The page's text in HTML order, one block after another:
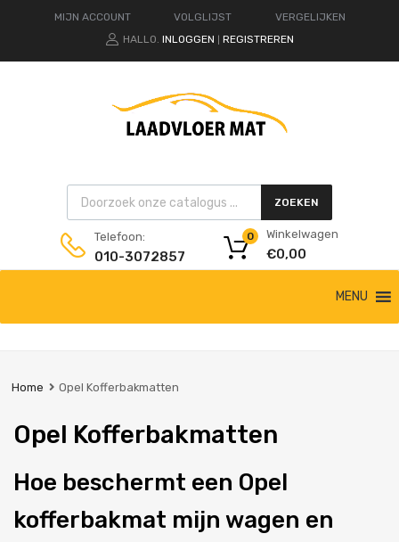
MIJN ACCOUNT VOLGLIJST
VERGELIJKEN
HALLO. INLOGGEN REGISTREREN
Products search ZOEKEN
Telefoon:
010-3072857
Winkelwagen
€0,00
0
de
MENU
Home Opel Kofferbakmatten
Opel Kofferbakmatten
Hoe beschermt een Opel
kofferbakmat mijn wagen en